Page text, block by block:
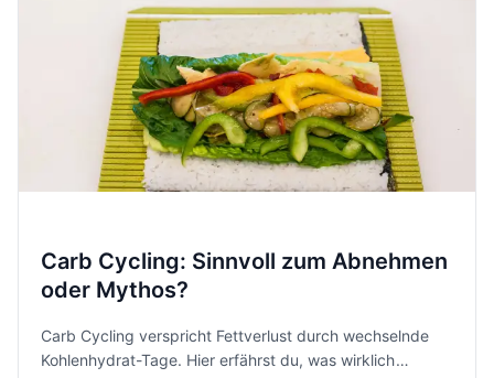
Carb Cycling: Sinnvoll zum Abnehmen
oder Mythos?
Carb Cycling verspricht Fettverlust durch wechselnde
Kohlenhydrat-Tage. Hier erfährst du, was wirklich